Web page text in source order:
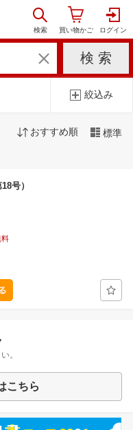
絞込み
おすすめ順 標準
号）
料
。
こちら